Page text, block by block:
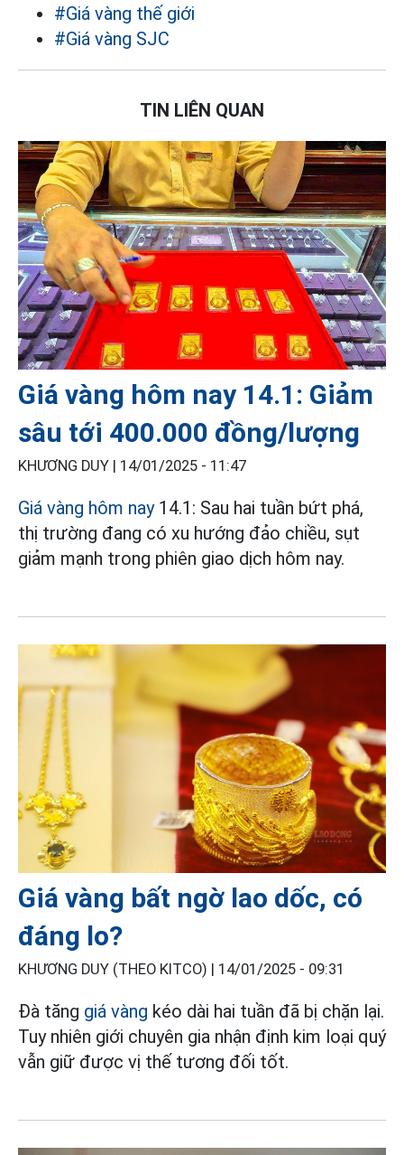
#Giá vàng thế giới
#Giá vàng SJC
TIN LIÊN QUAN
Giá vàng hôm nay 14.1: Giảm
sâu tới 400.000 đồng/lượng
KHƯƠNG DUY | 14/01/2025 - 11:47
Giá vàng hôm nay14.1: Sau hai tuần bứt phá,
thị trường đang có xu hướng đảo chiều, sụt
giảm mạnh trong phiên giao dịch hôm nay.
Giá vàng bất ngờ lao dốc, có
đáng lo?
KHƯƠNG DUY (THEO KITCO) | 14/01/2025 - 09:31
Đà tăng giá vàng kéo dài hai tuần đã bị chặn lại.
Tuy nhiên giới chuyên gia nhận định kim loại quý
vẫn giữ được vị thế tương đối tốt.